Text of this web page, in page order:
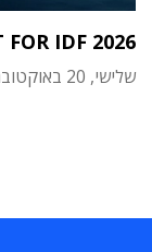
FOR IDF 2026
שלישי, 20 באוקטובר 2026